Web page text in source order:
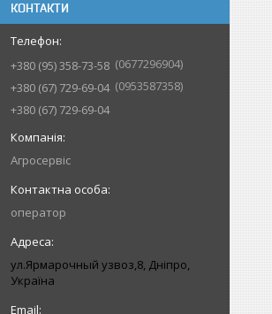
КОНТАКТИ
+380 (95) 358-73-58
0677296904
+380 (67) 729-69-04
0953587358
+380 (67) 729-69-04
Агросервіс
оператор
ул.Ярмарочный узвоз,8, Дніпро,
Україна